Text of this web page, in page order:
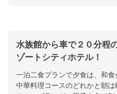
水族館から車で２０分程
ゾートシティホテル！
一泊二食プランで夕食は、和
中華料理コースのどれかと朝